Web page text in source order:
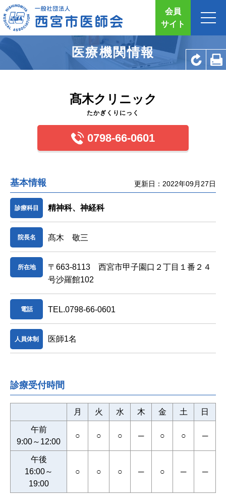
会員
サイト
医療機関情報
髙木クリニック
たかぎくりにっく
0798-66-0601
基本情報 更新日：2022年09月27日
診療科目 精神科、神経科
院長名 髙木 敬三
所在地
〒663-8113 西宮市甲子園口２丁目１番２４
号沙羅館102
電話 TEL.0798-66-0601
人員体制 医師1名
診療受付時間
月 火 水 木 金 土 日
午前
9:00～12:00
○ ○ ○ ─ ○ ○ ─
午後
16:00～
19:00
○ ○ ○ ─ ○ ─ ─